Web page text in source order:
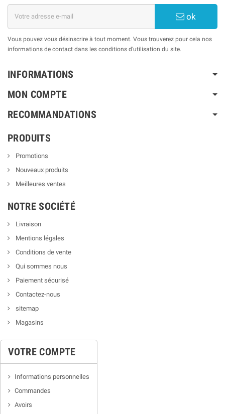
ok
Vous pouvez vous désinscrire à tout moment. Vous trouverez pour cela nos
informations de contact dans les conditions d'utilisation du site.
INFORMATIONS
MON COMPTE
RECOMMANDATIONS
PRODUITS
Promotions
Nouveaux produits
Meilleures ventes
NOTRE SOCIÉTÉ
Livraison
Mentions légales
Conditions de vente
Qui sommes nous
Paiement sécurisé
Contactez-nous
sitemap
Magasins
VOTRE COMPTE
Informations personnelles
Commandes
Avoirs